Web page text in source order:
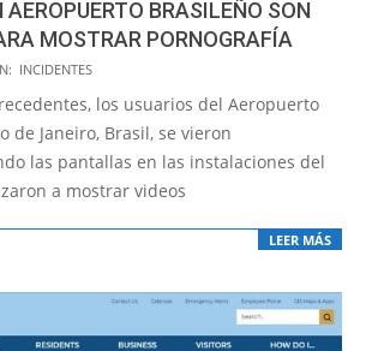
BRASILEÑO SON
MOSTRAR PORNOGRAFÍA
INCIDENTES
los usuarios del Aeropuerto
de Janeiro, Brasil, se vieron
las pantallas en las instalaciones del
a mostrar videos
LEER MÁS